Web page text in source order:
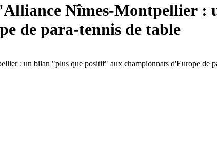
Nîmes-Montpellier
de para-tennis de table